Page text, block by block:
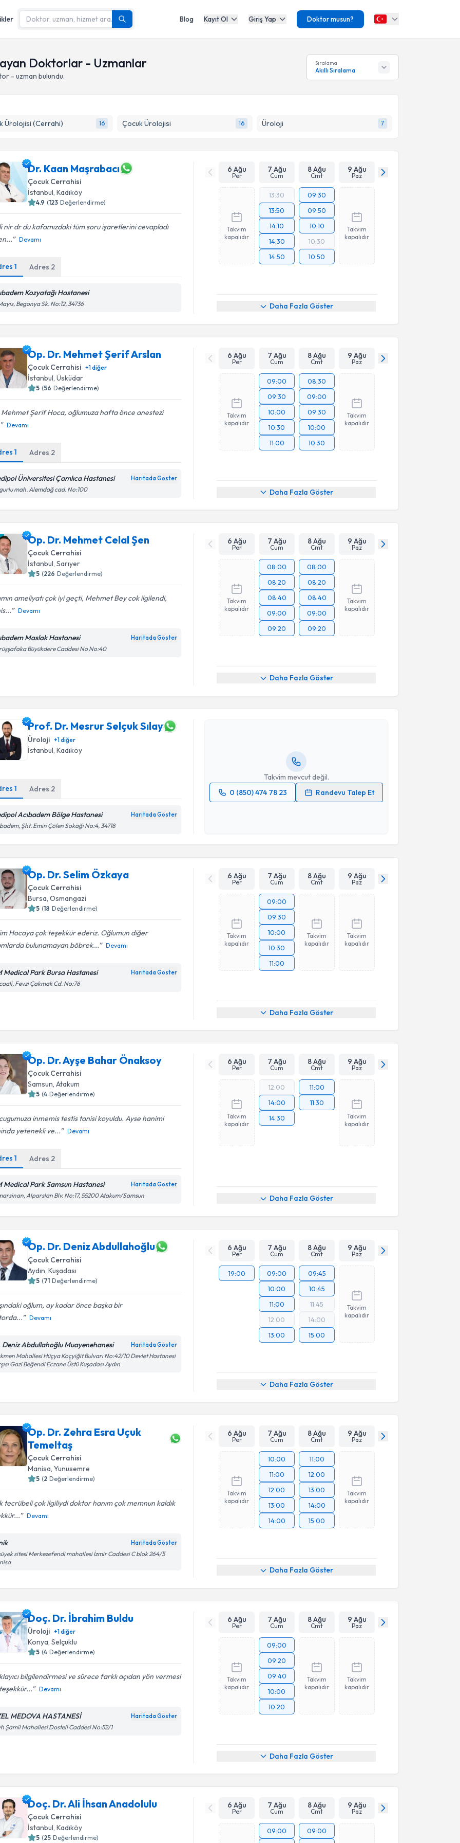
Blog Kayıt Ol Giriş Yap Doktor musun?
Doktorlar - Uzmanlar
- uzman bulundu.
Sıralama
Akıllı Sıralama
Ürolojisi (Cerrahi) 16 Çocuk Ürolojisi 16 Üroloji 7
Dr. Kaan Maşrabacı
Çocuk Cerrahisi
İstanbul,Kadıköy
4.9 (123 Değerlendirme)
nir dr du kafamızdaki tüm soru işaretlerini cevapladı
Devamı
1 Adres 2
Kozyatağı Hastanesi
Begonya Sk. No:12, 34736
6 Ağu
Per
7 Ağu
Cum
8 Ağu
Cmt
9 Ağu
Paz
Takvim
kapalıdır
13:30
13:50
14:10
14:30
14:50
09:30
09:50
10:10
10:30
10:50
Takvim
kapalıdır
Daha Fazla Göster
Op. Dr. Mehmet Şerif Arslan
Çocuk Cerrahisi +1diğer
İstanbul ,Üsküdar
5 (56 Değerlendirme)
Şerif Hoca, oğlumuza hafta önce anestezi
Devamı
1 Adres 2
Üniversitesi Çamlıca Hastanesi Haritada Göster
mah. Alemdağ cad. No:100
6 Ağu
Per
7 Ağu
Cum
8 Ağu
Cmt
9 Ağu
Paz
Takvim
kapalıdır
09:00
09:30
10:00
10:30
11:00
08:30
09:00
09:30
10:00
10:30
Takvim
kapalıdır
Daha Fazla Göster
Op. Dr. Mehmet Celal Şen
Çocuk Cerrahisi
İstanbul,Sarıyer
5 (226 Değerlendirme)
ameliyatı çok iyi geçti, Mehmet Bey cok ilgilendi,
Devamı
Maslak Hastanesi Haritada Göster
Büyükdere Caddesi No No:40
6 Ağu
Per
7 Ağu
Cum
8 Ağu
Cmt
9 Ağu
Paz
Takvim
kapalıdır
08:00
08:20
08:40
09:00
09:20
08:00
08:20
08:40
09:00
09:20
Takvim
kapalıdır
Daha Fazla Göster
Prof. Dr. Mesrur Selçuk Sılay
Üroloji +1diğer
İstanbul ,Kadıköy
1 Adres 2
Acıbadem Bölge Hastanesi Haritada Göster
Şht. Emin Çölen Sokağı No:4, 34718
Takvim mevcut değil.
0 (850) 474 78 23
Randevu Talep Et
Randevu Takvimi Talebi
Takvim Talebini Gönder
Op. Dr. Selim Özkaya
Çocuk Cerrahisi
Bursa ,Osmangazi
5 (18 Değerlendirme)
Hocaya çok teşekkür ederiz. Oğlumun diğer
bulunamayan böbrek...
Devamı
Medical Park Bursa Hastanesi Haritada Göster
Fevzi Çakmak Cd. No:76
6 Ağu
Per
7 Ağu
Cum
8 Ağu
Cmt
9 Ağu
Paz
Takvim
kapalıdır
09:00
09:30
10:00
10:30
11:00
Takvim
kapalıdır
Takvim
kapalıdır
Daha Fazla Göster
Op. Dr. Ayşe Bahar Önaksoy
Çocuk Cerrahisi
Samsun,Atakum
5 (4 Değerlendirme)
inmemis testis tanisi koyuldu. Ayse hanimi
yetenekli ve...
Devamı
1 Adres 2
Medical Park Samsun Hastanesi Haritada Göster
Alparslan Blv. No:17, 55200 Atakum/Samsun
6 Ağu
Per
7 Ağu
Cum
8 Ağu
Cmt
9 Ağu
Paz
Takvim
kapalıdır
12:00
14:00
14:30
11:00
11:30
Takvim
kapalıdır
Daha Fazla Göster
Op. Dr. Deniz Abdullahoğlu
Çocuk Cerrahisi
Aydın ,Kuşadası
5 (71 Değerlendirme)
oğlum, ay kadar önce başka bir
Devamı
Deniz Abdullahoğlu Muayenehanesi Haritada Göster
Mahallesi Hüçya Koçyiğit Bulvarı No:42/10 Devlet Hastanesi
Gazi Beğendi Eczane Üstü Kuşadası Aydın
6 Ağu
Per
7 Ağu
Cum
8 Ağu
Cmt
9 Ağu
Paz
19:00
09:00
10:00
11:00
12:00
13:00
09:45
10:45
11:45
14:00
15:00
Takvim
kapalıdır
Daha Fazla Göster
Op. Dr. Zehra Esra Uçuk
Temeltaş
Çocuk Cerrahisi
Manisa,Yunusemre
5 (2 Değerlendirme)
tecrübeli çok ilgiliydi doktor hanım çok memnun kaldık
Devamı
Haritada Göster
sitesi Merkezefendi mahallesi İzmir Caddesi C blok 264/5
6 Ağu
Per
7 Ağu
Cum
8 Ağu
Cmt
9 Ağu
Paz
Takvim
kapalıdır
10:00
11:00
12:00
13:00
14:00
11:00
12:00
13:00
14:00
15:00
Takvim
kapalıdır
Daha Fazla Göster
Doç. Dr. İbrahim Buldu
Üroloji +1diğer
Konya ,Selçuklu
5 (4 Değerlendirme)
bilgilendirmesi ve sürece farklı açıdan yön vermesi
Devamı
MEDOVA HASTANESİ Haritada Göster
Şamil Mahallesi Dosteli Caddesi No:52/1
6 Ağu
Per
7 Ağu
Cum
8 Ağu
Cmt
9 Ağu
Paz
Takvim
kapalıdır
09:00
09:20
09:40
10:00
10:20
Takvim
kapalıdır
Takvim
kapalıdır
Daha Fazla Göster
Doç. Dr. Ali İhsan Anadolulu
Çocuk Cerrahisi
İstanbul,Kadıköy
5 (25 Değerlendirme)
6 Ağu
Per
7 Ağu
Cum
8 Ağu
Cmt
9 Ağu
Paz
09:00
09:00